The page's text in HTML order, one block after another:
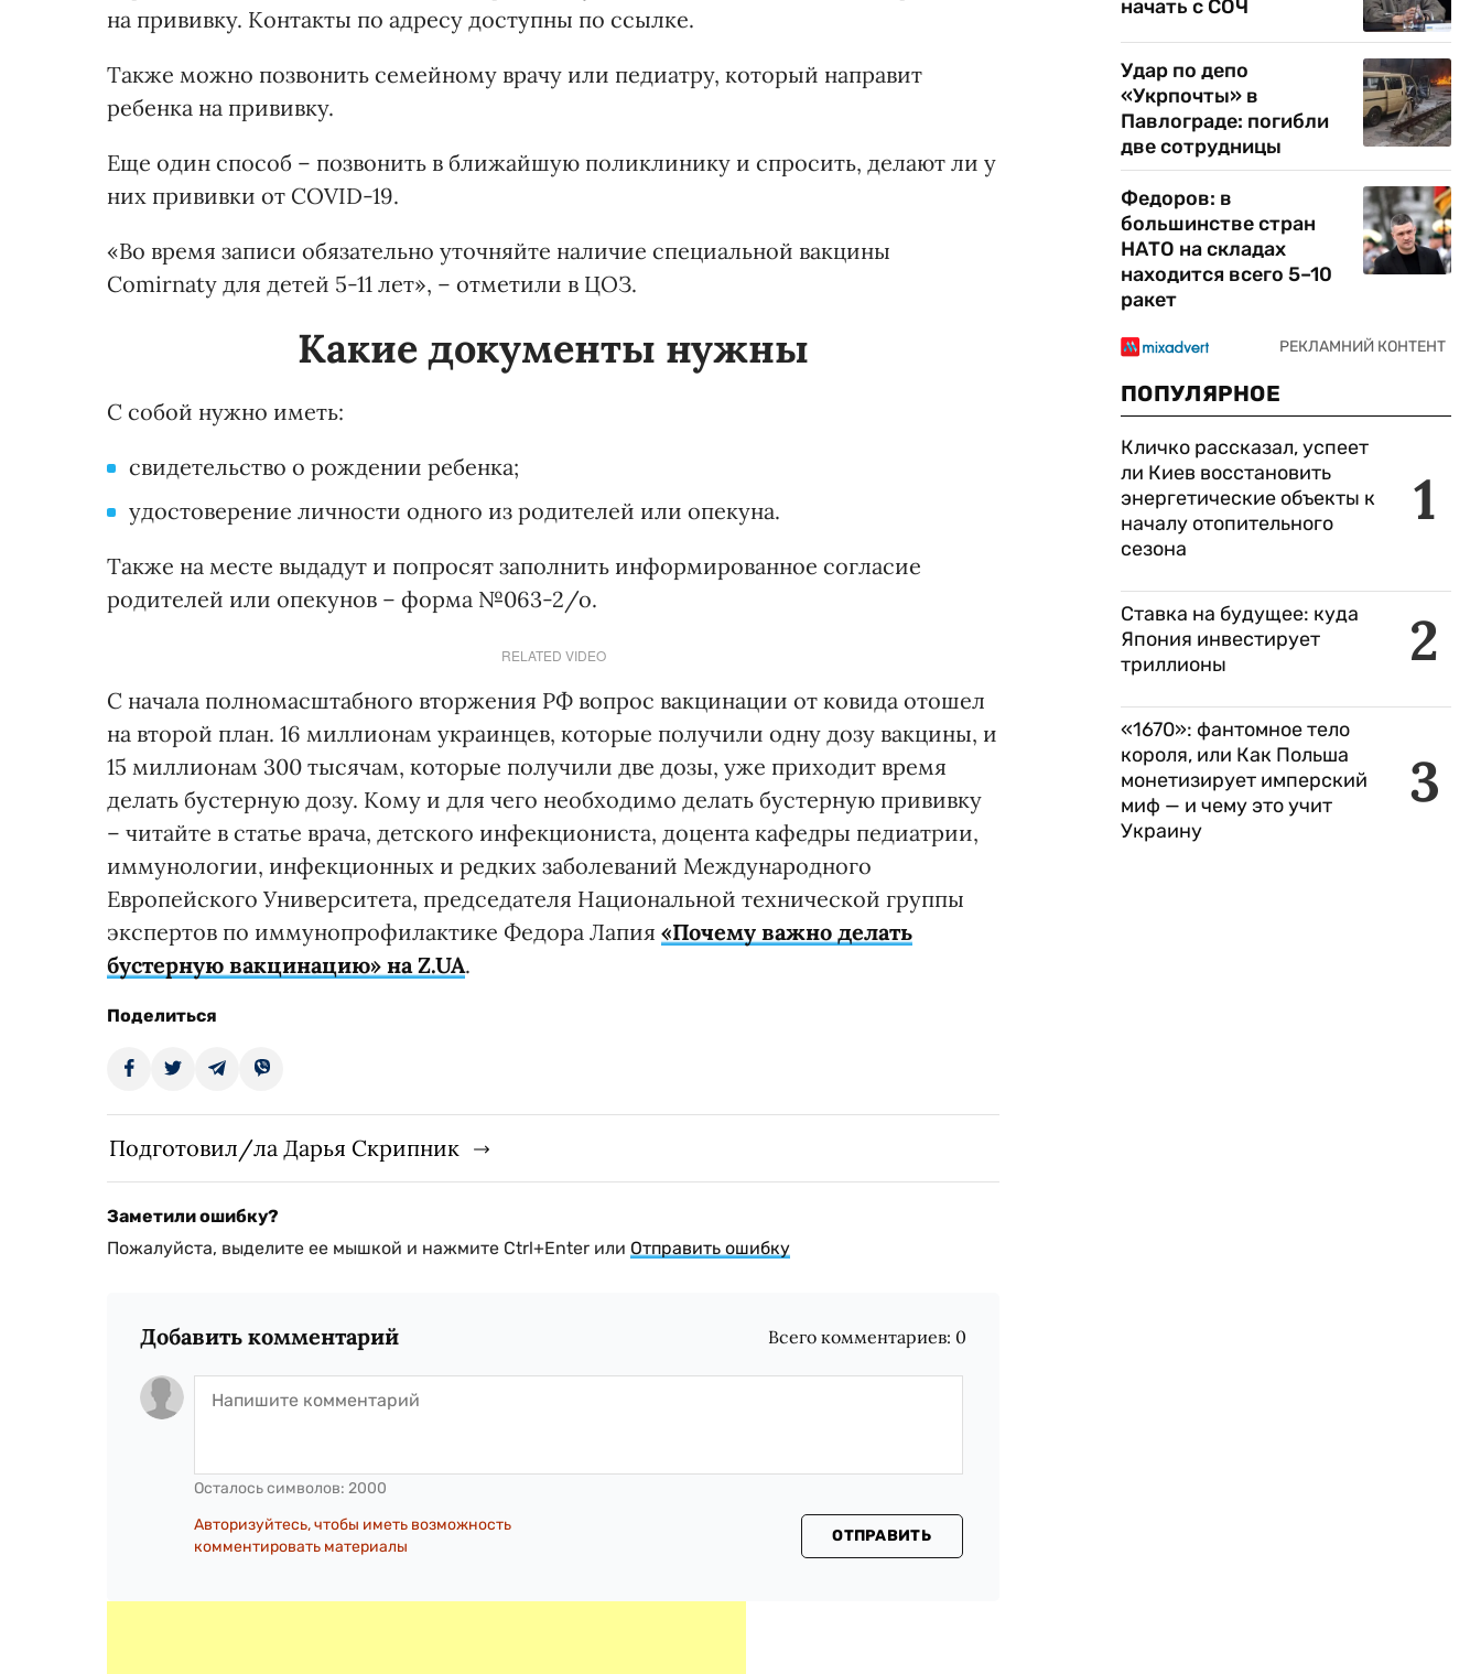
на прививку. Контакты по адресу доступны по ссылке.
Также можно позвонить семейному врачу или педиатру, который направит
ребенка на прививку.
Еще один способ – позвонить в ближайшую поликлинику и спросить, делают ли у
них прививки от COVID-19.
«Во время записи обязательно уточняйте наличие специальной вакцины
Comirnaty для детей 5-11 лет», – отметили в ЦОЗ.
Какие документы нужны
С собой нужно иметь:
свидетельство о рождении ребенка;
удостоверение личности одного из родителей или опекуна.
Также на месте выдадут и попросят заполнить информированное согласие
родителей или опекунов – форма №063-2/о.
RELATED VIDEO
С начала полномасштабного вторжения РФ вопрос вакцинации от ковида отошел
на второй план. 16 миллионам украинцев, которые получили одну дозу вакцины, и
15 миллионам 300 тысячам, которые получили две дозы, уже приходит время
делать бустерную дозу. Кому и для чего необходимо делать бустерную прививку
– читайте в статье врача, детского инфекциониста, доцента кафедры педиатрии,
иммунологии, инфекционных и редких заболеваний Международного
Европейского Университета, председателя Национальной технической группы
экспертов по иммунопрофилактике Федора Лапия «Почему важно делать
бустерную вакцинацию» на Z.UA.
Поделиться
Подготовил/ла Дарья Скрипник
Заметили ошибку?
Пожалуйста, выделите ее мышкой и нажмите Ctrl+Enter или Отправить ошибку
Добавить комментарий Всего комментариев: 0
Осталось символов: 2000
Авторизуйтесь, чтобы иметь возможность
комментировать материалы
ОТПРАВИТЬ
начать с СОЧ
Удар по депо
«Укрпочты» в
Павлограде: погибли
две сотрудницы
Федоров: в
большинстве стран
НАТО на складах
находится всего 5–10
ракет
ПОПУЛЯРНОЕ
1
Кличко рассказал, успеет
ли Киев восстановить
энергетические объекты к
началу отопительного
сезона
2
Ставка на будущее: куда
Япония инвестирует
триллионы
3
«1670»: фантомное тело
короля, или Как Польша
монетизирует имперский
миф — и чему это учит
Украину